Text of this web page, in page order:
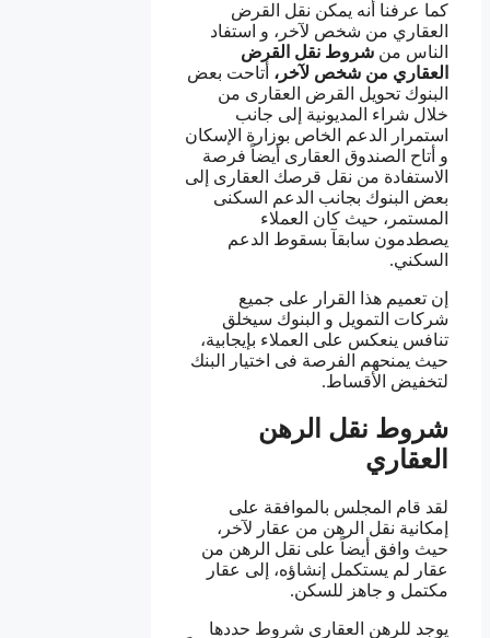
كما عرفنا أنه يمكن نقل القرض
العقاري من شخص لآخر، و استفاد
الناس من شروط نقل القرض
العقاري من شخص لآخر، أتاحت بعض
البنوك تحويل القرض العقارى من
خلال شراء المديونية إلى جانب
استمرار الدعم الخاص بوزارة الإسكان
و أتاح الصندوق العقارى أيضاً فرصة
الاستفادة من نقل قرصك العقارى إلى
بعض البنوك بجانب الدعم السكنى
المستمر، حيث كان العملاء
يصطدمون سابقآ بسقوط الدعم
السكني.
إن تعميم هذا القرار على جميع
شركات التمويل و البنوك سيخلق
تنافس ينعكس على العملاء بإيجابية،
حيث يمنحهم الفرصة فى اختيار البنك
لتخفيض الأقساط.
شروط نقل الرهن
العقاري
لقد قام المجلس بالموافقة على
إمكانية نقل الرهن من عقار لآخر،
حيث وافق أيضاً على نقل الرهن من
عقار لم يستكمل إنشاؤه، إلى عقار
مكتمل و جاهز للسكن.
يوجد للرهن العقاري شروط حددها